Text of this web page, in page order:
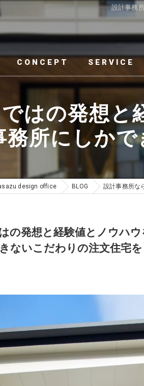
設計事務
CONCEPT SERVICE
はの発想と
務所にしか
design office BLOG 設計事務所な
の発想と経験値とノウハ
ないこだわりの注文住宅